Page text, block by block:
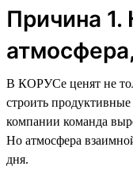
Причина 1.
В КОРУСе ценят не
строить
компании команда
Но атмосфера
дня.